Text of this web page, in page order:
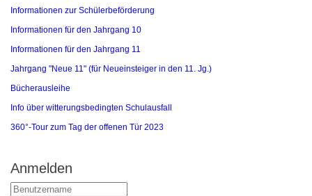
Informationen zur Schülerbeförderung
Informationen für den Jahrgang 10
Informationen für den Jahrgang 11
Jahrgang "Neue 11" (für Neueinsteiger in den 11. Jg.)
Bücherausleihe
Info über witterungsbedingten Schulausfall
360°-Tour zum Tag der offenen Tür 2023
Anmelden
Benutzername